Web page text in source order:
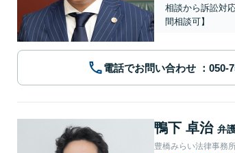
相談から訴訟対
間相談可】
電話でお問い合わせ
鴨下 卓治 弁
豊橋みらい法律事務